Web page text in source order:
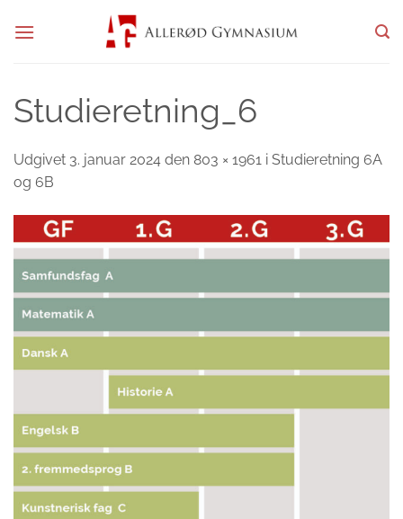
Studieretning_6
Udgivet 3. januar 2024 den 803 × 1961 i Studieretning 6A
og 6B